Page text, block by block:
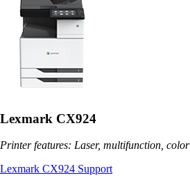
Lexmark CX924
Printer features: Laser, multifunction, color
Lexmark CX924 Support